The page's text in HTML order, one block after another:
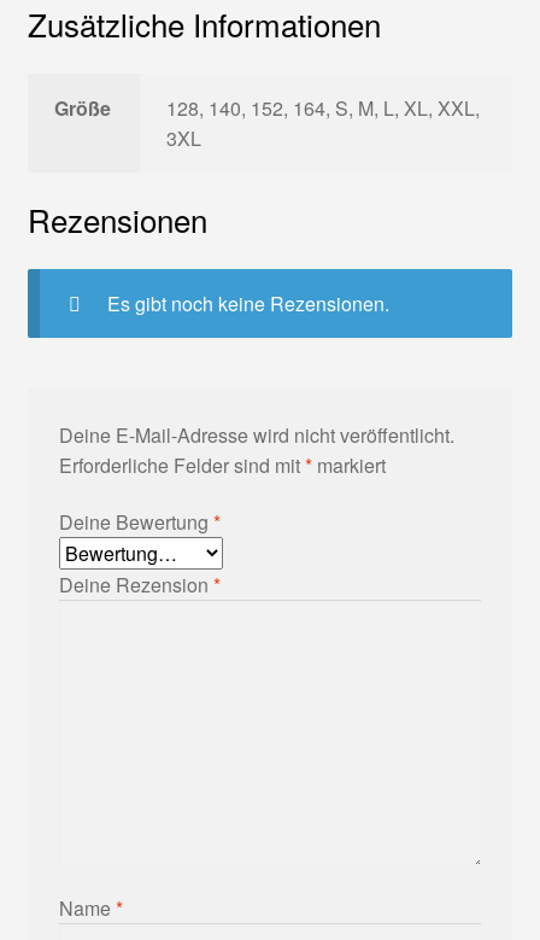
Zusätzliche Informationen
Größe
128, 140, 152, 164, S, M, L, XL, XXL,
3XL
Rezensionen
Es gibt noch keine Rezensionen.
Deine E-Mail-Adresse wird nicht veröffentlicht.
Erforderliche Felder sind mit*markiert
Deine Bewertung *
Deine Rezension *
Name*